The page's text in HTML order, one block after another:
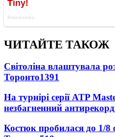
ЧИТАЙТЕ ТАКОЖ
Світоліна влаштувала
Торонто1391
На турнірі серії ATP
незбагненний антирекорд
Костюк пробилася до 1/8